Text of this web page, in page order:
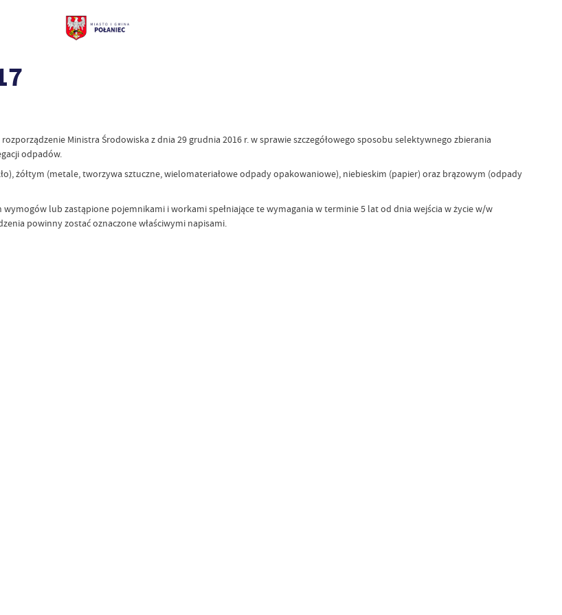
Ministra Środowiska z dnia 29 grudnia 2016 r. w sprawie szczegółowego sposobu selektywnego zbierania
odpadów.
żółtym (metale, tworzywa sztuczne, wielomateriałowe odpady opakowaniowe), niebieskim (papier) oraz brązowym (odpady
lub zastąpione pojemnikami i workami spełniające te wymagania w terminie 5 lat od dnia wejścia w życie w/w
powinny zostać oznaczone właściwymi napisami.